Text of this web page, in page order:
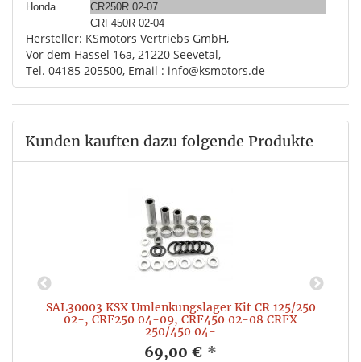
Honda
CR250R 02-07
CRF450R 02-04
Hersteller: KSmotors Vertriebs GmbH,
Vor dem Hassel 16a, 21220 Seevetal,
Tel. 04185 205500, Email : info@ksmotors.de
Kunden kauften dazu folgende Produkte
SAL30003 KSX Umlenkungslager Kit CR 125/250
02-, CRF250 04-09, CRF450 02-08 CRFX
250/450 04-
69,00 € *